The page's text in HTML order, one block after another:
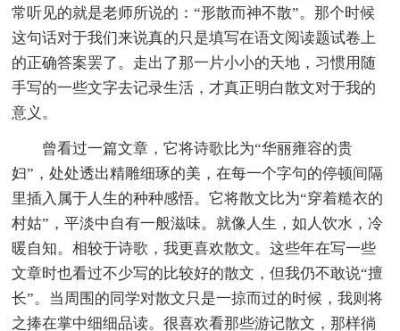
常听见的就是老师所说的：“形散而神不散”。那个时候
这句话对于我们来说真的只是填写在语文阅读题试卷上
的正确答案罢了。走出了那一片小小的天地，习惯用随
手写的一些文字去记录生活，才真正明白散文对于我的
意义。
曾看过一篇文章，它将诗歌比为“华丽雍容的贵
妇”，处处透出精雕细琢的美，在每一个字句的停顿间隔
里插入属于人生的种种感悟。它将散文比为“穿着糙衣的
村姑”，平淡中自有一般滋味。就像人生，如人饮水，冷
暖自知。相较于诗歌，我更喜欢散文。这些年在写一些
文章时也看过不少写的比较好的散文，但我仍不敢说“擅
长”。当周围的同学对散文只是一掠而过的时候，我则将
之捧在掌中细细品读。很喜欢看那些游记散文，那样徜